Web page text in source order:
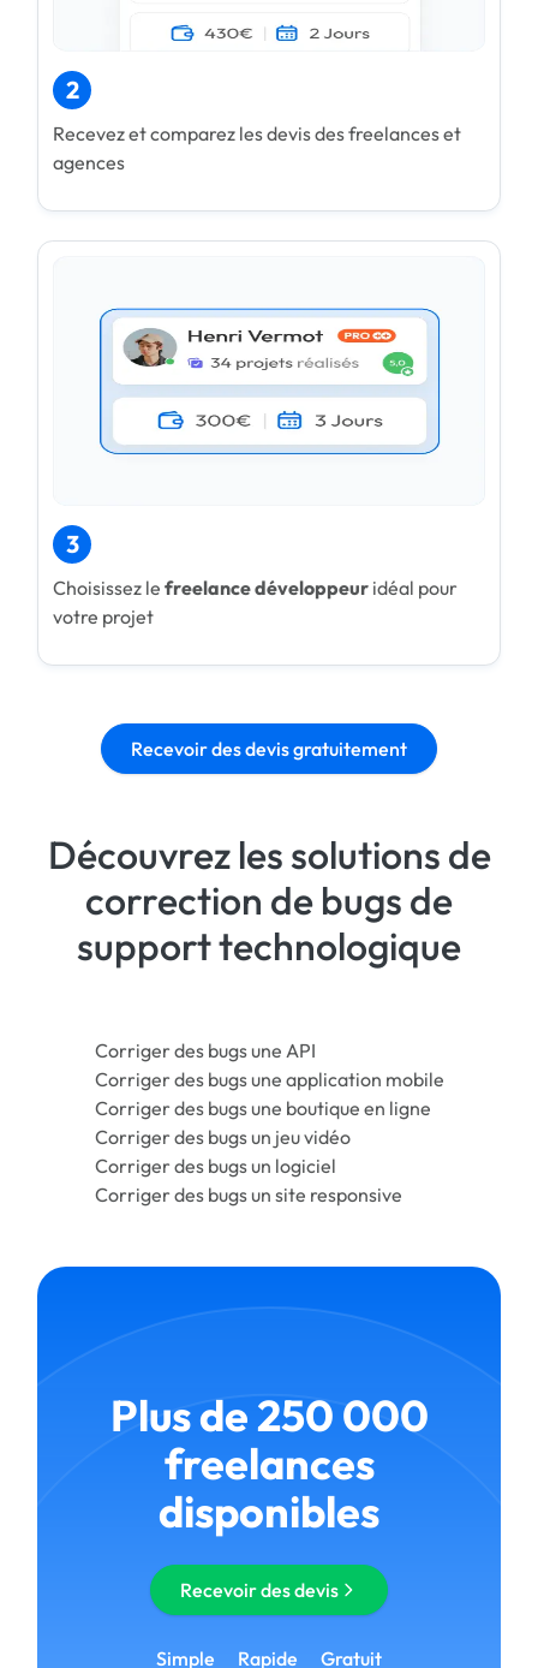
2
Recevez et comparez les devis des freelances et
agences
3
Choisissez le freelance développeur idéal pour
votre projet
Recevoir des devis gratuitement
Découvrez les solutions de
correction de bugs de
support technologique
Corriger des bugs une API
Corriger des bugs une application mobile
Corriger des bugs une boutique en ligne
Corriger des bugs un jeu vidéo
Corriger des bugs un logiciel
Corriger des bugs un site responsive
Plus de 250 000
freelances
disponibles
Recevoir des devis
Simple Rapide Gratuit